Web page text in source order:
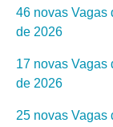
46 novas Vagas
de 2026
17 novas Vagas
de 2026
25 novas Vagas